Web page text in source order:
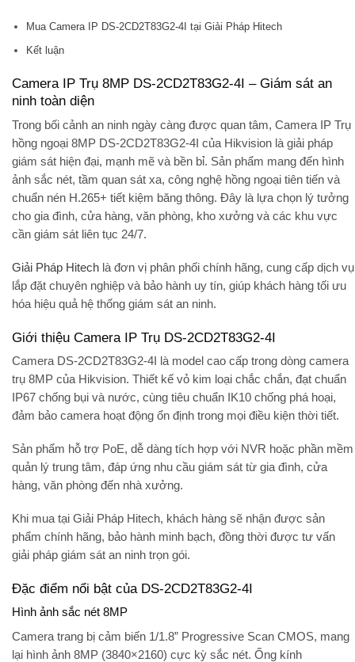
Mua Camera IP DS-2CD2T83G2-4I tại Giải Pháp Hitech
Kết luận
Camera IP Trụ 8MP DS-2CD2T83G2-4I – Giám sát an
ninh toàn diện
Trong bối cảnh an ninh ngày càng được quan tâm, Camera IP Trụ
hồng ngoại 8MP DS-2CD2T83G2-4I của Hikvision là giải pháp
giám sát hiện đại, mạnh mẽ và bền bỉ. Sản phẩm mang đến hình
ảnh sắc nét, tầm quan sát xa, công nghệ hồng ngoại tiên tiến và
chuẩn nén H.265+ tiết kiệm băng thông. Đây là lựa chọn lý tưởng
cho gia đình, cửa hàng, văn phòng, kho xưởng và các khu vực
cần giám sát liên tục 24/7.
Giải Pháp Hitech là đơn vị phân phối chính hãng, cung cấp dịch vụ
lắp đặt chuyên nghiệp và bảo hành uy tín, giúp khách hàng tối ưu
hóa hiệu quả hệ thống giám sát an ninh.
Giới thiệu Camera IP Trụ DS-2CD2T83G2-4I
Camera DS-2CD2T83G2-4I là model cao cấp trong dòng camera
trụ 8MP của Hikvision. Thiết kế vỏ kim loại chắc chắn, đạt chuẩn
IP67 chống bụi và nước, cùng tiêu chuẩn IK10 chống phá hoại,
đảm bảo camera hoạt động ổn định trong mọi điều kiện thời tiết.
Sản phẩm hỗ trợ PoE, dễ dàng tích hợp với NVR hoặc phần mềm
quản lý trung tâm, đáp ứng nhu cầu giám sát từ gia đình, cửa
hàng, văn phòng đến nhà xưởng.
Khi mua tại Giải Pháp Hitech, khách hàng sẽ nhận được sản
phẩm chính hãng, bảo hành minh bạch, đồng thời được tư vấn
giải pháp giám sát an ninh trọn gói.
Đặc điểm nổi bật của DS-2CD2T83G2-4I
Hình ảnh sắc nét 8MP
Camera trang bị cảm biến 1/1.8” Progressive Scan CMOS, mang
lại hình ảnh 8MP (3840×2160) cực kỳ sắc nét. Ống kính